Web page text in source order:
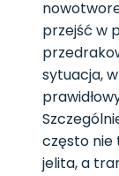
przejść w
sytuacja,
często nie
jelita, a